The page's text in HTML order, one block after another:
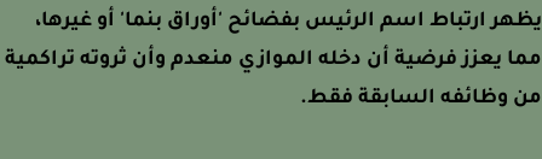
ارتباط اسم الرئيس بفضائح 'أوراق بنما' أو غيرها،
يعزز فرضية أن دخله الموازي منعدم وأن ثروته تراكمية
وظائفه السابقة فقط.